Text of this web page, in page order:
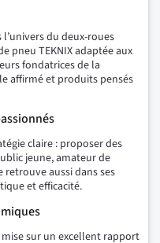
l’univers du deux-roues
pneu TEKNIX adaptée aux
fondatrices de la
affirmé et produits pensés
claire : proposer des
jeune, amateur de
aussi dans ses
et efficacité.
sur un excellent rapport